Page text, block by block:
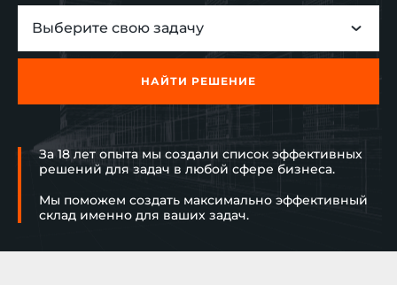
убрать лишние проходы для
Выберите свою задачу
НАЙТИ РЕШЕНИЕ
За 18 лет опыта мы создали список эффективных
решений для задач в любой сфере бизнеса.
Мы поможем создать максимально эффективный
склад именно для ваших задач.